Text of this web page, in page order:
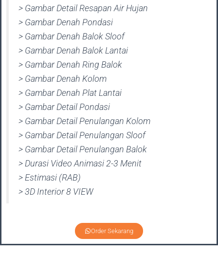
> Gambar Detail Resapan Air Hujan
> Gambar Denah Pondasi
> Gambar Denah Balok Sloof
> Gambar Denah Balok Lantai
> Gambar Denah Ring Balok
> Gambar Denah Kolom
> Gambar Denah Plat Lantai
> Gambar Detail Pondasi
> Gambar Detail Penulangan Kolom
> Gambar Detail Penulangan Sloof
> Gambar Detail Penulangan Balok
> Durasi Video Animasi 2-3 Menit
> Estimasi (RAB)
> 3D Interior 8 VIEW
Order Sekarang